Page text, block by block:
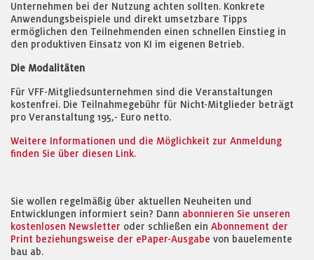
Unternehmen bei der Nutzung achten sollten. Konkrete
Anwendungsbeispiele und direkt umsetzbare Tipps
ermöglichen den Teilnehmenden einen schnellen Einstieg in
den produktiven Einsatz von KI im eigenen Betrieb.
Die Modalitäten
Für VFF-Mitgliedsunternehmen sind die Veranstaltungen
kostenfrei. Die Teilnahmegebühr für Nicht-Mitglieder beträgt
pro Veranstaltung 195,- Euro netto.
Weitere Informationen und die Möglichkeit zur Anmeldung
finden Sie über diesen Link.
Sie wollen regelmäßig über aktuellen Neuheiten und
Entwicklungen informiert sein? Dann abonnieren Sie unseren
kostenlosen Newsletter oder schließen ein Abonnement der
Print beziehungsweise der ePaper-Ausgabe von bauelemente
bau ab.